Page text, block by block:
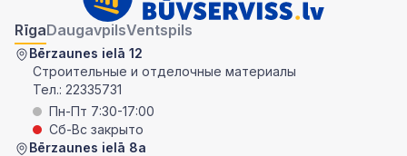
RīgaDaugavpilsVentspils
Bērzaunes ielā 12
Строительные и отделочные материалы
Тел.: 22335731
Пн-Пт 7:30-17:00
Сб-Вс закрыто
Bērzaunes ielā 8a